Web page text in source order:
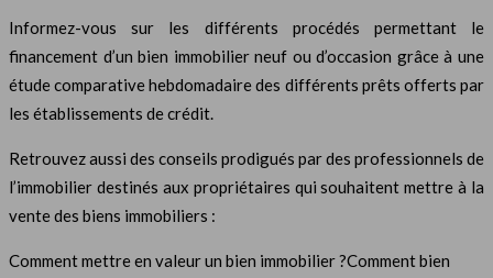
Informez-vous sur les différents procédés permettant le
financement d’un bien immobilier neuf ou d’occasion grâce à une
étude comparative hebdomadaire des différents prêts offerts par
les établissements de crédit.
Retrouvez aussi des conseils prodigués par des professionnels de
l’immobilier destinés aux propriétaires qui souhaitent mettre à la
vente des biens immobiliers :
Comment mettre en valeur un bien immobilier ?Comment bien